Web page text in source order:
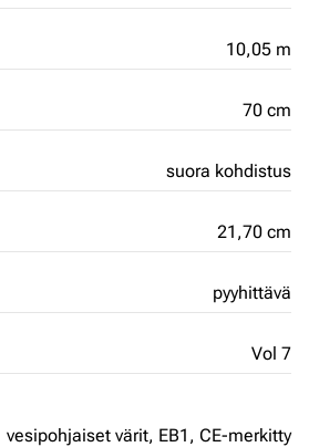
10,05 m
70 cm
suora kohdistus
21,70 cm
pyyhittävä
Vol 7
vesipohjaiset värit, EB1, CE-merkitty